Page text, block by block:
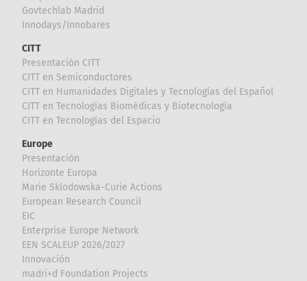
Govtechlab Madrid
Innodays/Innobares
CITT
Presentación CITT
CITT en Semiconductores
CITT en Humanidades Digitales y Tecnologías del Español
CITT en Tecnologías Biomédicas y Biotecnología
CITT en Tecnologías del Espacio
Europe
Presentación
Horizonte Europa
Marie Sklodowska-Curie Actions
European Research Council
EIC
Enterprise Europe Network
EEN SCALEUP 2026/2027
Innovación
madri+d Foundation Projects